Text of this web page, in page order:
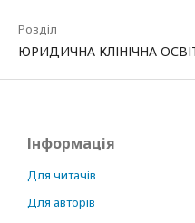
Розділ
ЮРИДИЧНА КЛІНІЧНА
Інформація
Для читачів
Для авторів